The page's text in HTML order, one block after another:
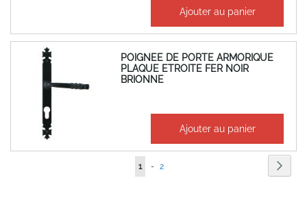
Ajouter au panier
POIGNEE DE PORTE ARMORIQUE
PLAQUE ETROITE FER NOIR
BRIONNE
46,52 €
38,77 € Ajouter au panier
Vous
1 - Page
2